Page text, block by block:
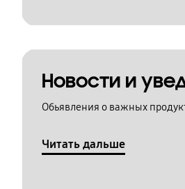
Новости и
Обьявления о важных
Читать дальше